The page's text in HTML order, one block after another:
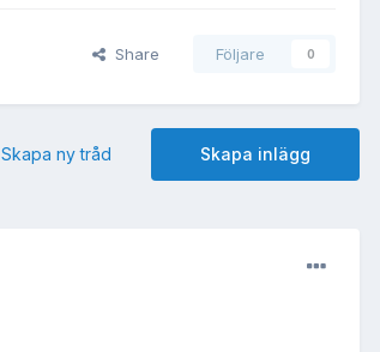
Share Följare 0
Skapa inlägg
Skapa ny tråd